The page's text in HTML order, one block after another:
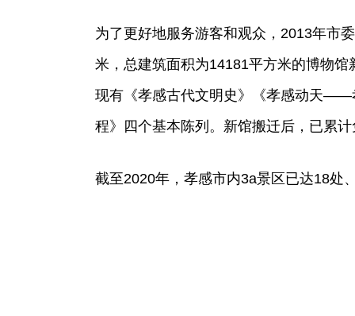
为了更好地服务游客和观众，2013年市
米，总建筑面积为14181平方米的博物
现有《孝感古代文明史》《孝感动天——
程》四个基本陈列。新馆搬迁后，已累
截至2020年，孝感市内3a景区已达18处